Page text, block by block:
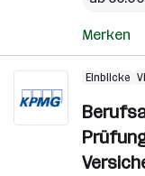
Merken
Einblicke